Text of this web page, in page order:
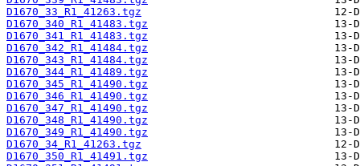
D1670_33_R1_41263.tgz
D1670_340_R1_41483.tgz
D1670_341_R1_41483.tgz
D1670_342_R1_41484.tgz
D1670_343_R1_41484.tgz
D1670_344_R1_41489.tgz
D1670_345_R1_41490.tgz
D1670_346_R1_41490.tgz
D1670_347_R1_41490.tgz
D1670_348_R1_41490.tgz
D1670_349_R1_41490.tgz
D1670_34_R1_41263.tgz
D1670_350_R1_41491.tgz